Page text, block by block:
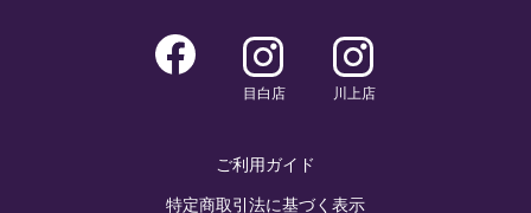
目白店 川上店
ご利用ガイド
特定商取引法に基づく表示